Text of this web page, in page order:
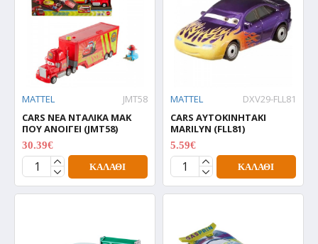
MATTEL
JMT58
CARS NEA ΝΤΑΛΙΚΑ ΜΑΚ
ΠΟΥ ΑΝΟΙΓΕΙ (JMT58)
30.39€
ΚΑΛΆΘΙ
MATTEL
DXV29-FLL81
CARS ΑΥΤΟΚΙΝΗΤΑΚΙ
MARILYN (FLL81)
5.59€
ΚΑΛΆΘΙ